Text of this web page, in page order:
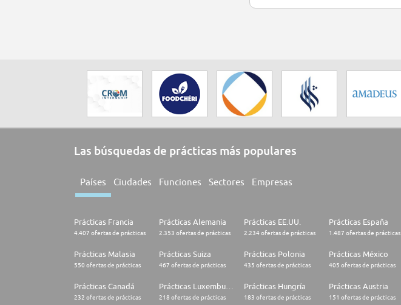
Las búsquedas de prácticas más populares
Países Ciudades Funciones Sectores Empresas
Prácticas Francia
4.407 ofertas de prácticas
Prácticas Alemania
2.353 ofertas de prácticas
Prácticas EE.UU.
2.234 ofertas de prácticas
Prácticas España
1.487 ofertas de prácticas
Prácticas Malasia
550 ofertas de prácticas
Prácticas Suiza
467 ofertas de prácticas
Prácticas Polonia
435 ofertas de prácticas
Prácticas México
405 ofertas de prácticas
Prácticas Canadá
232 ofertas de prácticas 218 ofertas de prácticas
Prácticas Hungría
183 ofertas de prácticas
Prácticas Austria
151 ofertas de prácticas